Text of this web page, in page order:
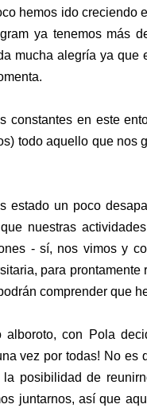
hemos ido creciendo
ya tenemos más
mucha alegría ya
constantes en este
todo aquello que nos
estado un poco
nuestras
- sí, nos vimos y
para
comprender que
alboroto, con Pola
vez por todas! No es
posibilidad de
juntarnos, así que